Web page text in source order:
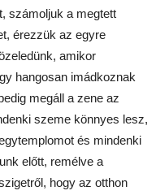
számoljuk a megtett
érezzük az egyre
amikor
hangosan imádkoznak
megáll a zene az
szeme könnyes lesz,
és mindenki
előtt, remélve a
hogy az otthon